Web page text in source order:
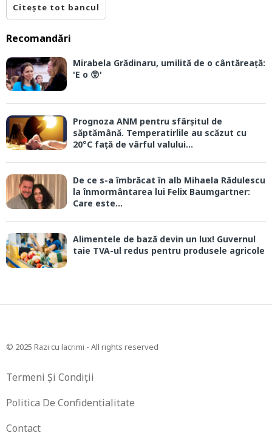
Citește tot bancul
Recomandări
Mirabela Grădinaru, umilită de o cântăreață:
'E o 😲'
Prognoza ANM pentru sfârșitul de
săptămână. Temperatirlile au scăzut cu
20°C față de vârful valului...
De ce s-a îmbrăcat în alb Mihaela Rădulescu
la înmormântarea lui Felix Baumgartner:
Care este...
Alimentele de bază devin un lux! Guvernul
taie TVA-ul redus pentru produsele agricole
© 2025 Razi cu lacrimi - All rights reserved
Termeni Și Condiții
Politica De Confidentialitate
Contact